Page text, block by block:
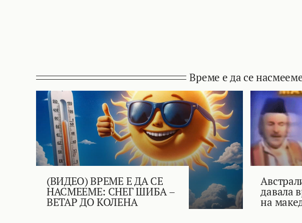
Време е да се
(ВИДЕО) ВРЕМЕ Е ДА СЕ
НАСМЕЕМЕ: СНЕГ ШИБА –
ВЕТАР ДО КОЛЕНА
давала
на